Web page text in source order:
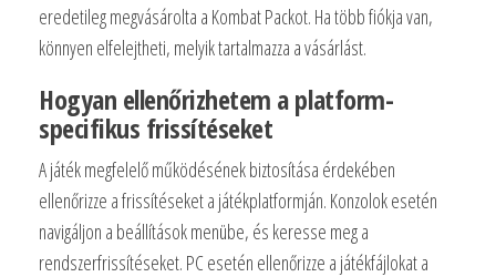
eredetileg megvásárolta a Kombat Packot. Ha több fiókja van,
könnyen elfelejtheti, melyik tartalmazza a vásárlást.
Hogyan ellenőrizhetem a platform-
specifikus frissítéseket
A játék megfelelő működésének biztosítása érdekében
ellenőrizze a frissítéseket a játékplatformján. Konzolok esetén
navigáljon a beállítások menübe, és keresse meg a
rendszerfrissítéseket. PC esetén ellenőrizze a játékfájlokat a